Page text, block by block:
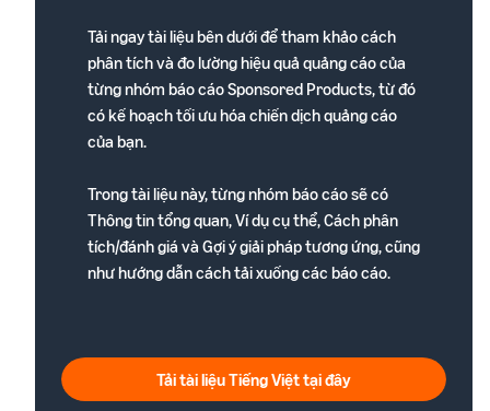
Tải ngay tài liệu bên dưới để tham khảo cách
phân tích và đo lường hiệu quả quảng cáo của
từng nhóm báo cáo Sponsored Products, từ đó
có kế hoạch tối ưu hóa chiến dịch quảng cáo
của bạn.
Trong tài liệu này, từng nhóm báo cáo sẽ có
Thông tin tổng quan, Ví dụ cụ thể, Cách phân
tích/đánh giá và Gợi ý giải pháp tương ứng, cũng
như hướng dẫn cách tải xuống các báo cáo.
Tải tài liệu Tiếng Việt tại đây